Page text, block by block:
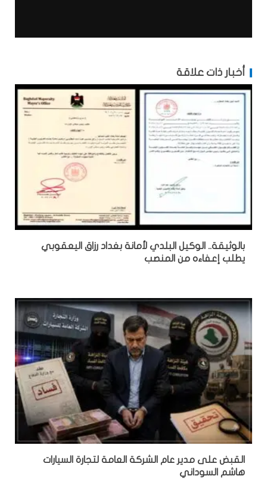
أخبار ذات علاقة
بالوثيقة.. الوكيل البلدي لأمانة بغداد رزاق اليعقوبي
يطلب إعفاءه من المنصب
القبض على مدير عام الشركة العامة لتجارة السيارات
هاشم السوداني